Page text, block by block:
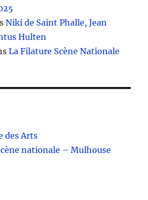
Niki de Saint Phalle, Jean
Hulten
La Filature Scène Nationale
des Arts
nationale – Mulhouse